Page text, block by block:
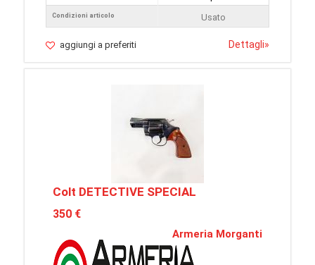
Condizioni articolo
Usato
aggiungi a preferiti Dettagli»
Colt DETECTIVE SPECIAL
350 €
Armeria Morganti